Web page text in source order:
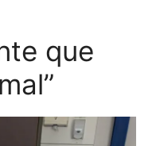
que